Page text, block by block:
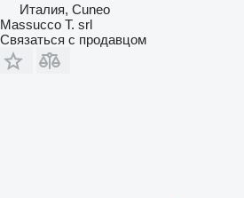
Италия, Cuneo
Massucco T. srl
Связаться с продавцом